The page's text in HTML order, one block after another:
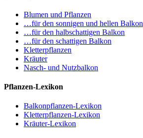
Blumen und Pflanzen
…für den sonnigen und hellen Balkon
…für den halbschattigen Balkon
…für den schattigen Balkon
Kletterpflanzen
Kräuter
Nasch- und Nutzbalkon
Pflanzen-Lexikon
Balkonpflanzen-Lexikon
Kletterpflanzen-Lexikon
Kräuter-Lexikon